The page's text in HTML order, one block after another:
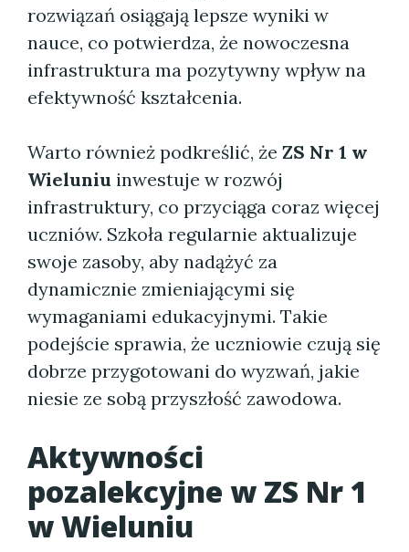
rozwiązań osiągają lepsze wyniki w
nauce, co potwierdza, że nowoczesna
infrastruktura ma pozytywny wpływ na
efektywność kształcenia.
Warto również podkreślić, że ZS Nr 1 w
Wieluniu inwestuje w rozwój
infrastruktury, co przyciąga coraz więcej
uczniów. Szkoła regularnie aktualizuje
swoje zasoby, aby nadążyć za
dynamicznie zmieniającymi się
wymaganiami edukacyjnymi. Takie
podejście sprawia, że uczniowie czują się
dobrze przygotowani do wyzwań, jakie
niesie ze sobą przyszłość zawodowa.
Aktywności
pozalekcyjne w ZS Nr 1
w Wieluniu